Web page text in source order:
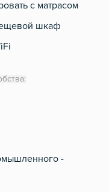
с матрасом
шкаф
-